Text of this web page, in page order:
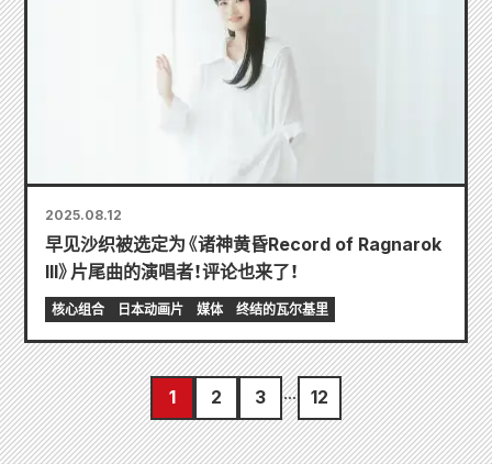
2025.08.12
早见沙织被选定为《诸神黄昏Record of Ragnarok
III》片尾曲的演唱者！评论也来了！
核心组合 日本动画片 媒体 终结的瓦尔基里
1 2 3 12